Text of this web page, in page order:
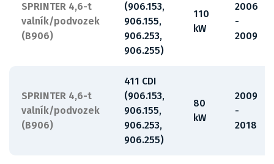
SPRINTER 4,6-t
valník/podvozek
(B906)
(906.153,
906.155,
906.253,
906.255)
110
kW
2006
-
2009
SPRINTER 4,6-t
valník/podvozek
(B906)
411 CDI
(906.153,
906.155,
906.253,
906.255)
80
kW
2009
-
2018